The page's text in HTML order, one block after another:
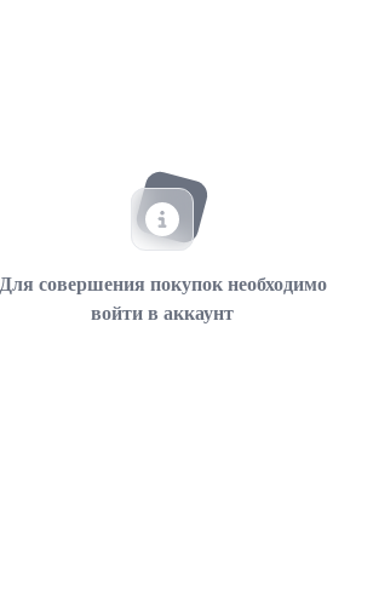
Для совершения покупок необходимо
войти в аккаунт